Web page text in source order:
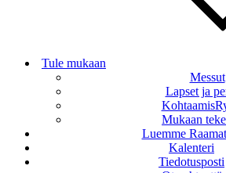
Tule mukaan
Messut
Lapset ja
Mukaan
Luemme
Kalenteri
Tiedotusposti